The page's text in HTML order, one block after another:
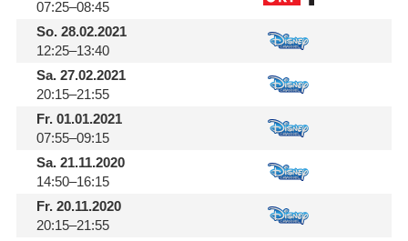
07:25–08:45
So.28.02.2021
12:25–13:40
Sa.27.02.2021
20:15–21:55
Fr.01.01.2021
07:55–09:15
Sa.21.11.2020
14:50–16:15
Fr.20.11.2020
20:15–21:55